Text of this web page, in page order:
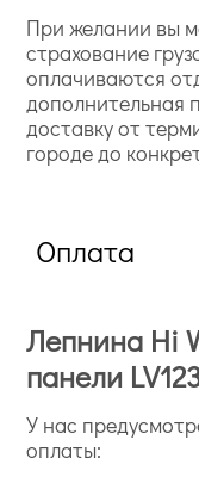
При желании вы
страхование
оплачиваются
дополнительная
доставку от
городе до
Оплата
Лепнина Hi
панели
У нас
оплаты: